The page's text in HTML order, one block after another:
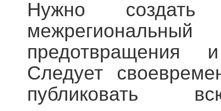
Нужно создать
предотвращения
Следует
публиковать